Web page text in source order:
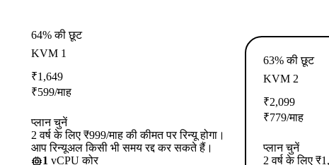
64% की छूट
KVM 1
₹1,649
₹599/माह
प्लान चुनें
2 वर्ष के लिए ₹999/माह की कीमत पर रिन्यू होगा।
आप रिन्यूअल किसी भी समय रद्द कर सकते हैं।
1 vCPU कोर
63% की छूट
KVM 2
₹2,099
₹779/माह
प्लान चुनें
2 वर्ष के लिए